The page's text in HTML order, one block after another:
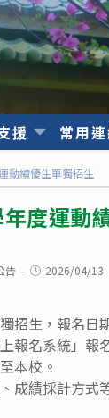
援 常用
動績優生單獨招生
度運動
告
Post2026/04/13
招生，報名日
報名系統」
本校。
成績採計方